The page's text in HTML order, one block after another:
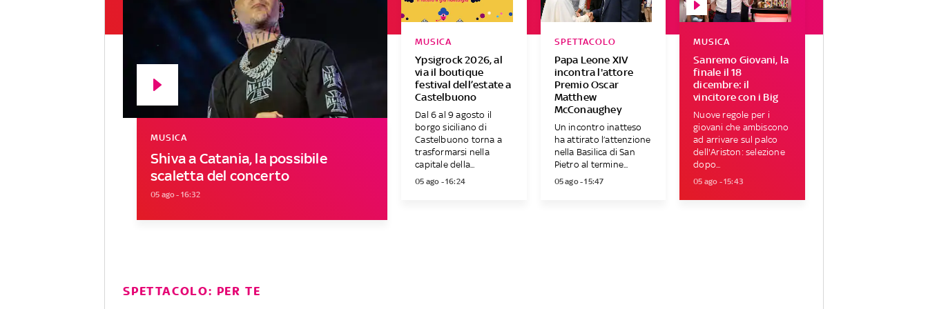
Shiva a Catania, la possibile
scaletta del concerto
MUSICA
05 ago - 16:32
Ypsigrock 2026, al
via il boutique
festival dell’estate a
Castelbuono
MUSICA
Dal 6 al 9 agosto il
borgo siciliano di
Castelbuono torna a
trasformarsi nella
capitale della...
05 ago - 16:24
Papa Leone XIV
incontra l'attore
Premio Oscar
Matthew
McConaughey
SPETTACOLO
Un incontro inatteso
ha attirato l’attenzione
nella Basilica di San
Pietro al termine...
05 ago - 15:47
Sanremo Giovani, la
finale il 18
dicembre: il
vincitore con i Big
MUSICA
Nuove regole per i
giovani che ambiscono
ad arrivare sul palco
dell'Ariston: selezione
dopo...
05 ago - 15:43
SPETTACOLO: PER TE